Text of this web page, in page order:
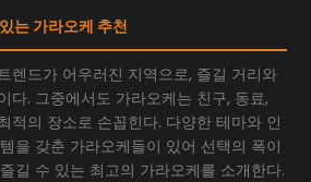
는 가라오케 추천
렌드가 어우러진 지역으로, 즐길 거리와
다. 그중에서도 가라오케는 친구, 동료,
적의 장소로 손꼽힌다. 다양한 테마와 인
을 갖춘 가라오케들이 있어 선택의 폭이
길 수 있는 최고의 가라오케를 소개한다.